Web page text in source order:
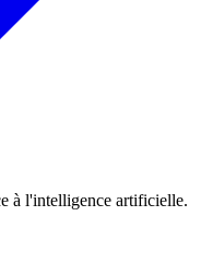
à l'intelligence artificielle.